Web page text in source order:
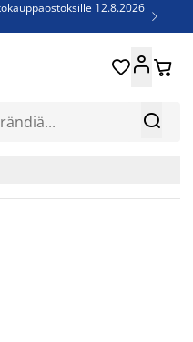
12.8.2026

jopa 60% 
 